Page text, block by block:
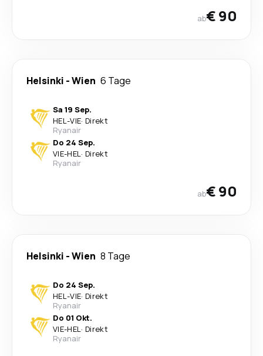
ab€ 90
Helsinki -Wien 6 Tage
Sa 19 Sep.
HEL-VIE· Direkt
Ryanair
Do 24 Sep.
VIE-HEL· Direkt
Ryanair
ab€ 90
Helsinki -Wien 8 Tage
Do 24 Sep.
HEL-VIE· Direkt
Ryanair
Do 01 Okt.
VIE-HEL· Direkt
Ryanair